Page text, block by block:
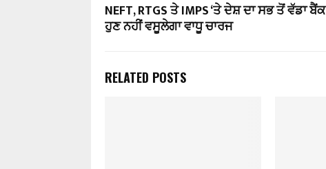
NEFT, RTGS ਤੇ IMPS ‘ਤੇ ਦੇਸ਼ ਦਾ ਸਭ ਤੋਂ ਵੱਡਾ ਬੈਂਕ
ਹੁਣ ਨਹੀਂ ਵਸੂਲੇਗਾ ਵਾਧੂ ਚਾਰਜ
RELATED POSTS